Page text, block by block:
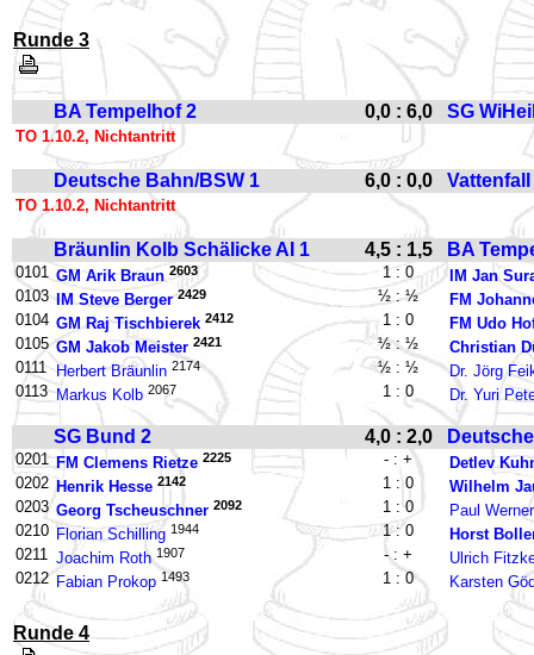
Runde 3
BA Tempelhof 2 0,0 : 6,0 SG
TO 1.10.2, Nichtantritt
Deutsche Bahn/BSW 1 6,0 : 0,0 Vattenfall
TO 1.10.2, Nichtantritt
Bräunlin Kolb Schälicke AI 1 4,5 : 1,5 BA
0101 GM Arik Braun 2603 1 : 0
IM Jan
0103 IM Steve Berger 2429 ½ : ½
FM
0104 GM Raj Tischbierek 2412 1 : 0
FM Udo
0105 GM Jakob Meister 2421 ½ : ½
Christian
0111 Herbert Bräunlin 2174 ½ : ½
Dr. Jörg
0113 Markus Kolb 2067 1 : 0 Dr. Yuri
SG Bund 2 4,0 : 2,0
0201 FM Clemens Rietze 2225 - : +
Detlev
0202 Henrik Hesse 2142 1 : 0
Wilhelm
0203 Georg Tscheuschner 2092 1 : 0
Paul
0210 Florian Schilling 1944 1 : 0
Horst
0211 Joachim Roth 1907 - : +
Ulrich
0212 Fabian Prokop 1493 1 : 0 Karsten
Runde 4